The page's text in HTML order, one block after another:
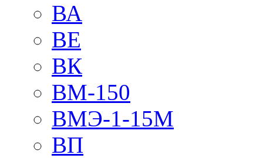
ВА
ВЕ
ВК
ВМ-150
ВМЭ-1-15М
ВП